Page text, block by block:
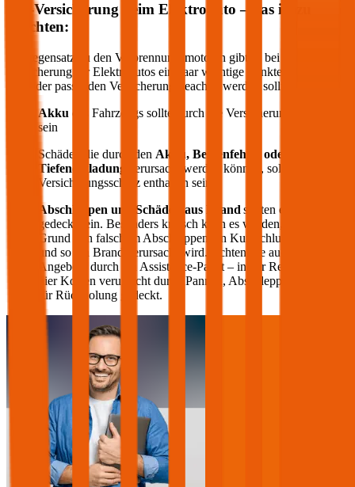
Kfz-Versicherung beim Elektroauto – das ist zu
beachten:
Im Gegensatz zu den Verbrennungsmotoren gibt es bei der
Versicherung für Elektroautos ein paar wichtige Punkte, die bei der
Wahl der passenden Versicherung beachtet werden sollten:
Akku des Fahrzeugs sollte durch die Versicherung gedeckt
sein
Schäden die durch den Akku, Bedienfehler oder
Tiefenentladung
verursacht werden können, sollten im
Versicherungsschutz enthalten sein
Abschleppen und Schäden aus Brand sollten ebenfalls
gedeckt sein. Besonders kritisch kann es werden, wenn auf
Grund von falschem Abschleppen ein Kurzschluss entsteht
und so ein Brand verursacht wird. Achten Sie auch auf die
Angebote durch ein Assistance-Paket – in der Regel werden
hier Kosten verursacht durch Pannen, Abschleppen oder auch
für Rückholung gedeckt.